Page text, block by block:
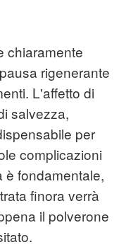
chiaramente
rigenerante
L'affetto di
salvezza,
per
complicazioni
è fondamentale,
finora verrà
il polverone